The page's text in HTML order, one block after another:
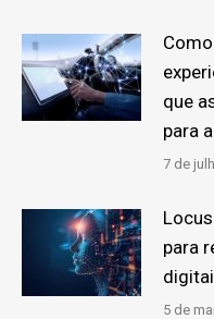
que
para
7 de
para
5 de